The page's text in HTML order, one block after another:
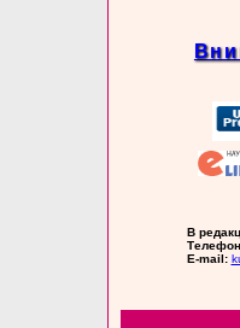
В
E-mail: